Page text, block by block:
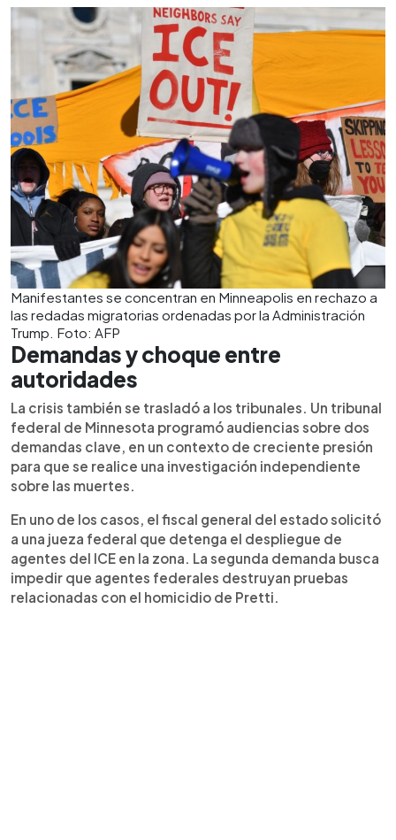
Manifestantes se concentran en Minneapolis en rechazo a
las redadas migratorias ordenadas por la Administración
Trump. Foto: AFP
Demandas y choque entre
autoridades
La crisis también se trasladó a los tribunales. Un tribunal
federal de Minnesota programó audiencias sobre dos
demandas clave, en un contexto de creciente presión
para que se realice una investigación independiente
sobre las muertes.
En uno de los casos, el fiscal general del estado solicitó
a una jueza federal que detenga el despliegue de
agentes del ICE en la zona. La segunda demanda busca
impedir que agentes federales destruyan pruebas
relacionadas con el homicidio de Pretti.